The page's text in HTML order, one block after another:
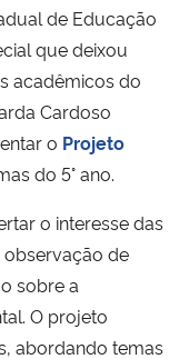
de Educação
que deixou
acadêmicos do
Cardoso
o Projeto
do 5° ano.
o interesse das
observação de
sobre a
O projeto
abordando temas